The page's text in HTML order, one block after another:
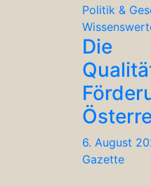
Politik &
Die
6. August
Gazette